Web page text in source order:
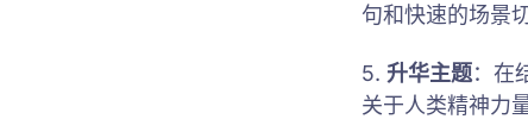
句和快速的场景
5. 升华主题：在
关于人类精神力